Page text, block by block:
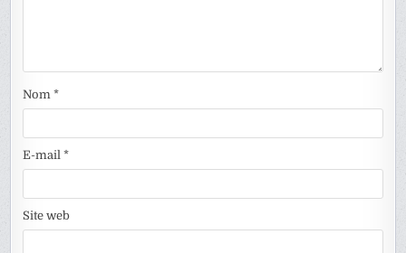
Nom*
E-mail*
Site web